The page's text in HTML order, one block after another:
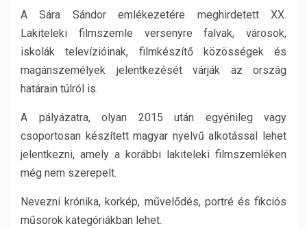
A Sára Sándor emlékezetére meghirdetett XX.
Lakiteleki filmszemle versenyre falvak, városok,
iskolák televízióinak, filmkészítő közösségek és
magánszemélyek jelentkezését várják az ország
határain túlról is.
A pályázatra, olyan 2015 után egyénileg vagy
csoportosan készített magyar nyelvű alkotással lehet
jelentkezni, amely a korábbi lakiteleki filmszemléken
még nem szerepelt.
Nevezni krónika, korkép, művelődés, portré és fikciós
műsorok kategóriákban lehet.